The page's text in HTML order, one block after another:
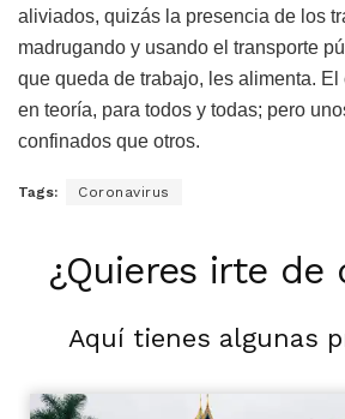
aliviados, quizás la presencia de los
madrugando y usando el transporte
que queda de trabajo, les alimenta. El
en teoría, para todos y todas; pero
confinados que otros.
Tags: Coronavirus
¿Quieres irte de
Aquí tienes algunas